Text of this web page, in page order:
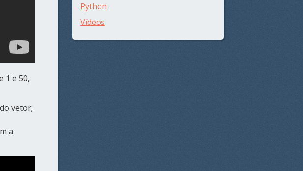
1 e 50,
vetor;
a
Python
Vídeos